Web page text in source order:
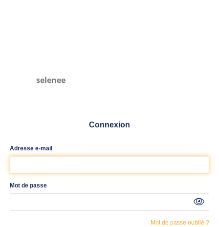
selenee
Connexion
Adresse e-mail
Mot de passe
Mot de passe oublié ?